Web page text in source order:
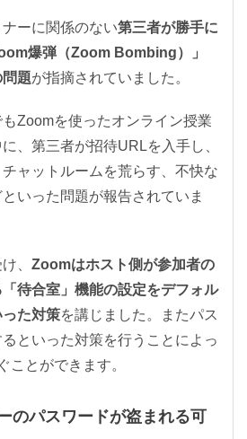
ーに関係のない第三者が勝手に
爆弾（Zoom Bombing）」
題が指摘されていました。
Zoomを使ったオンライン授業
、第三者が招待URLを入手し、
ャットルームを荒らす、不快な
いった問題が報告されていま
、 Zoomはホスト側が参加者の
待合室」機能の設定をデフォル
った対策を講じました。またパス
といった対策を行うことによっ
ことができます。
のパスワードが盗まれる可